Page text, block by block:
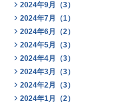
2024年9月（3）
2024年7月（1）
2024年6月（2）
2024年5月（3）
2024年4月（3）
2024年3月（3）
2024年2月（3）
2024年1月（2）